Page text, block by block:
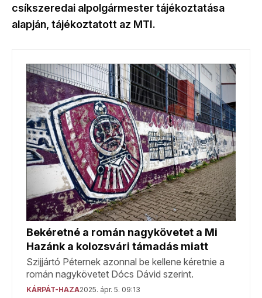
csíkszeredai alpolgármester tájékoztatása
alapján, tájékoztatott az MTI.